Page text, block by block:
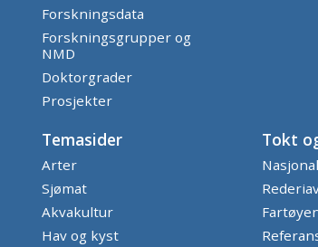
Forskningsdata
Forskningsgrupper og
NMD
Doktorgrader
Prosjekter
Temasider
Arter
Sjømat
Akvakultur
Hav og kyst
Tokt